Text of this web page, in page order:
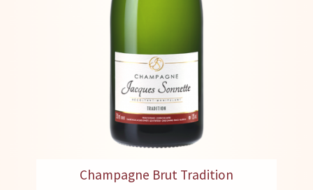
Champagne Brut Tradition